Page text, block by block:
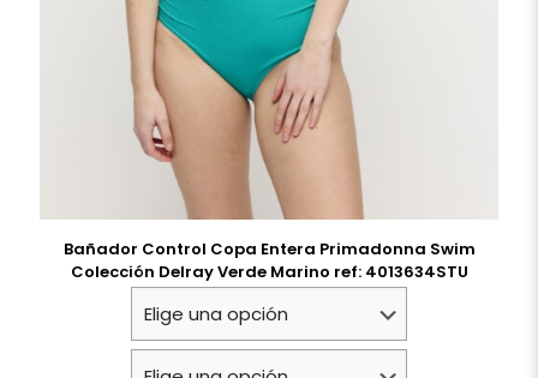
Bañador Control Copa Entera Primadonna Swim
Colección Delray Verde Marino ref: 4013634STU